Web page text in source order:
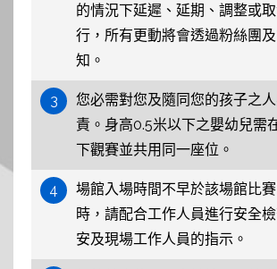
的情況下延遲、延期、調整或
行，所有更動將會透過粉絲團
知。
3
您必需對您及隨同您的孩子之
責。身高0.5米以下之嬰幼兒需
下觀賽並共用同一座位。
4
場館入場時間不早於該場館比
時，請配合工作人員進行安全
安及現場工作人員的指示。